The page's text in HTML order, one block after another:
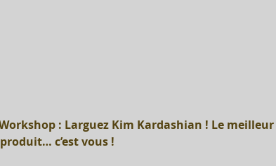
: Larguez Kim Kardashian ! Le
c’est vous !